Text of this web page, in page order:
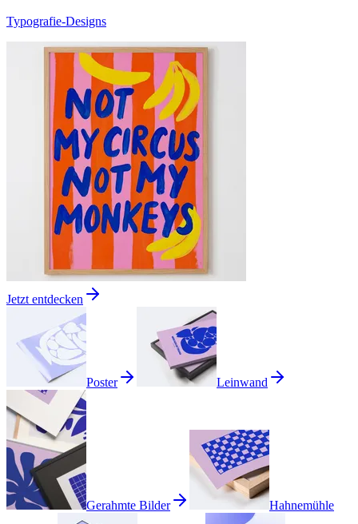
Typografie-Designs
Jetzt entdecken
Poster Leinwand
Gerahmte Bilder Hahnemühle